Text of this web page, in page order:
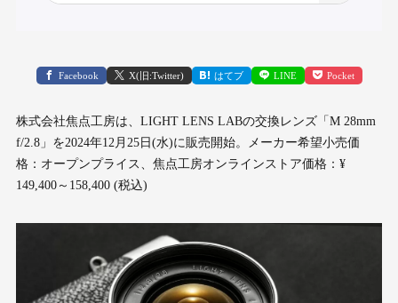
Facebook X(旧:Twitter) はてブ LINE Pocket
株式会社焦点工房は、LIGHT LENS LABの交換レンズ「M 28mm
f/2.8」を2024年12月25日(水)に販売開始。メーカー希望小売価
格：オープンプライス、焦点工房オンラインストア価格：¥
149,400～158,400 (税込)